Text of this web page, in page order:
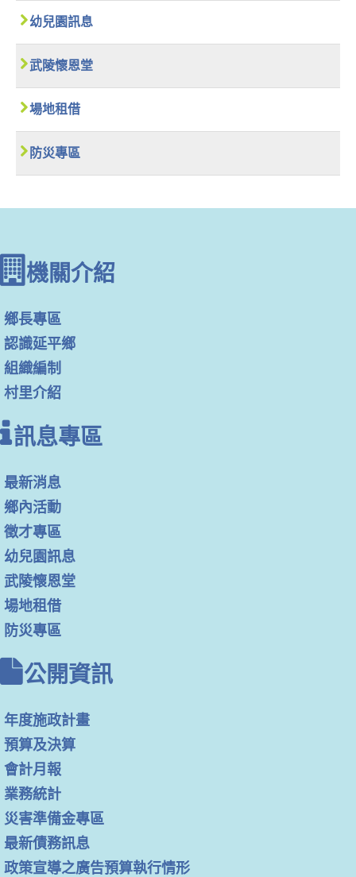
幼兒園訊息
武陵懷恩堂
場地租借
防災專區
機關介紹
鄉長專區
認識延平鄉
組織編制
村里介紹
訊息專區
最新消息
鄉內活動
徵才專區
幼兒園訊息
武陵懷恩堂
場地租借
防災專區
公開資訊
年度施政計畫
預算及決算
會計月報
業務統計
災害準備金專區
最新債務訊息
政策宣導之廣告預算執行情形